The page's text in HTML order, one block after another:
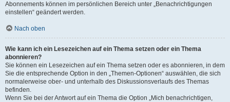
Abonnements können im persönlichen Bereich unter „Benachrichtigungen
einstellen“ geändert werden.
Nach oben
Wie kann ich ein Lesezeichen auf ein Thema setzen oder ein Thema
abonnieren?
Sie können ein Lesezeichen auf ein Thema setzen oder es abonnieren, in dem
Sie die entsprechende Option in den „Themen-Optionen“ auswählen, die sich
normalerweise ober- und unterhalb des Diskussionsverlaufs des Themas
befinden.
Wenn Sie bei der Antwort auf ein Thema die Option „Mich benachrichtigen,